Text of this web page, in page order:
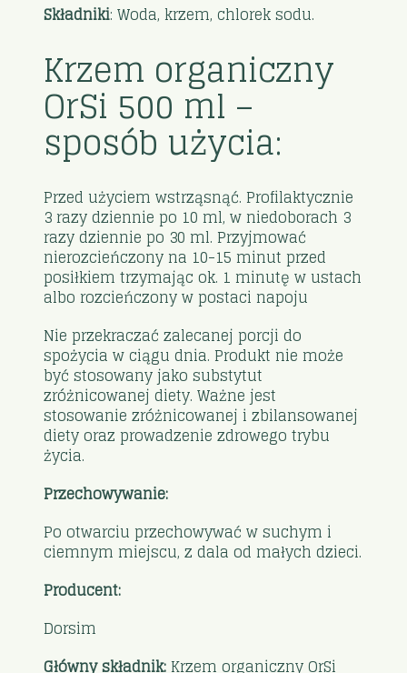
Składniki: Woda, krzem, chlorek sodu.
Krzem organiczny
OrSi 500 ml –
sposób użycia:
Przed użyciem wstrząsnąć. Profilaktycznie
3 razy dziennie po 10 ml, w niedoborach 3
razy dziennie po 30 ml. Przyjmować
nierozcieńczony na 10-15 minut przed
posiłkiem trzymając ok. 1 minutę w ustach
albo rozcieńczony w postaci napoju
Nie przekraczać zalecanej porcji do
spożycia w ciągu dnia. Produkt nie może
być stosowany jako substytut
zróżnicowanej diety. Ważne jest
stosowanie zróżnicowanej i zbilansowanej
diety oraz prowadzenie zdrowego trybu
życia.
Przechowywanie:
Po otwarciu przechowywać w suchym i
ciemnym miejscu, z dala od małych dzieci.
Producent:
Dorsim
Główny składnik: Krzem organiczny OrSi